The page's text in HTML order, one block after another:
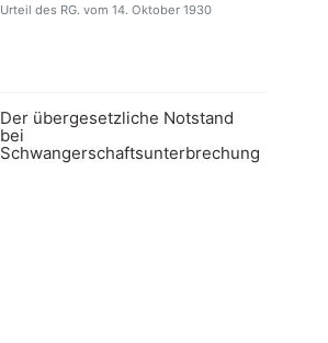
Urteil des RG. vom 14. Oktober 1930
Der übergesetzliche Notstand
bei
Schwangerschaftsunterbrechung